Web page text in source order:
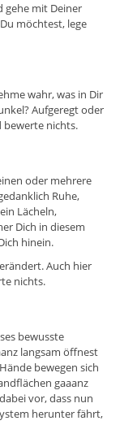
gehe mit Deiner
möchtest, lege
wahr, was in Dir
Aufgeregt oder
bewerte nichts.
oder mehrere
Ruhe,
Lächeln,
Dich in diesem
hinein.
Auch hier
nichts.
bewusste
langsam öffnest
bewegen sich
gaaanz
vor, dass nun
herunter fährt,